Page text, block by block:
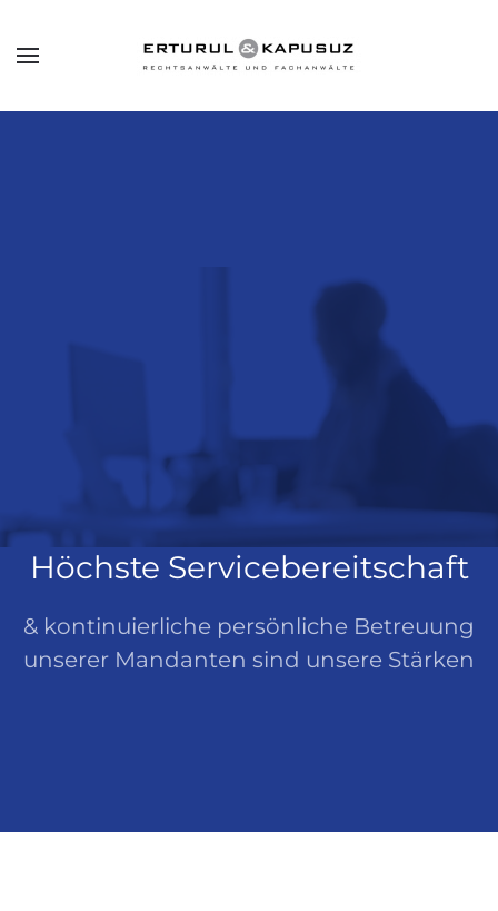
Skip to main content
Höchste Servicebereitschaft
& kontinuierliche persönliche Betreuung
unserer Mandanten sind unsere Stärken